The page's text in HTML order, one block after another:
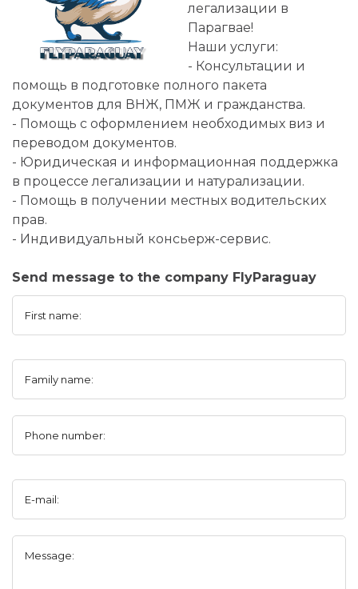
легализации в
Парагвае!
Наши услуги:
- Консультации и
помощь в подготовке полного пакета
документов для ВНЖ, ПМЖ и гражданства.
- Помощь с оформлением необходимых виз и
переводом документов.
- Юридическая и информационная поддержка
в процессе легализации и натурализации.
- Помощь в получении местных водительских
прав.
- Индивидуальный консьерж-сервис.
Send message to the company FlyParaguay
First name:
Family name:
Phone number:
E-mail:
Message: